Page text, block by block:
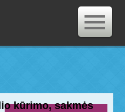
kūrimo, sakmės